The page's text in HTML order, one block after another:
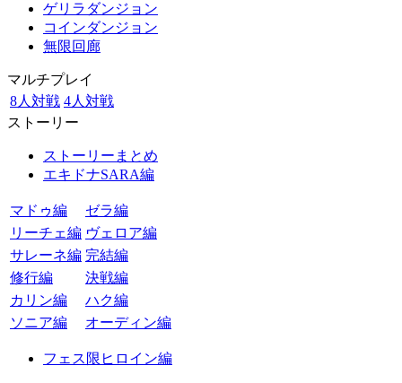
ゲリラダンジョン
コインダンジョン
無限回廊
マルチプレイ
8人対戦 4人対戦
ストーリー
ストーリーまとめ
エキドナSARA編
マドゥ編
ゼラ編
リーチェ編 ヴェロア編
サレーネ編 完結編
修行編
決戦編
カリン編
ハク編
ソニア編
オーディン編
フェス限ヒロイン編